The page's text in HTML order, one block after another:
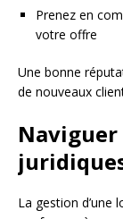
Prenez en
votre offre
Une bonne
de nouveaux
Naviguer
La gestion d’une